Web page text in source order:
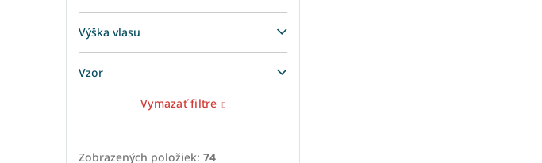
Výška vlasu
Vzor
Vymazať filtre
Zobrazených položiek: 74